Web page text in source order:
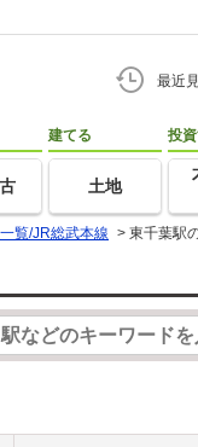
最近
建てる
土地
投
覧/JR総武本線 > 東千葉駅